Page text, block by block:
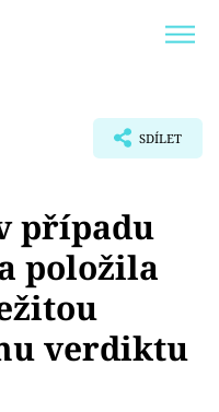
SDÍLET
případu
položila
verdiktu